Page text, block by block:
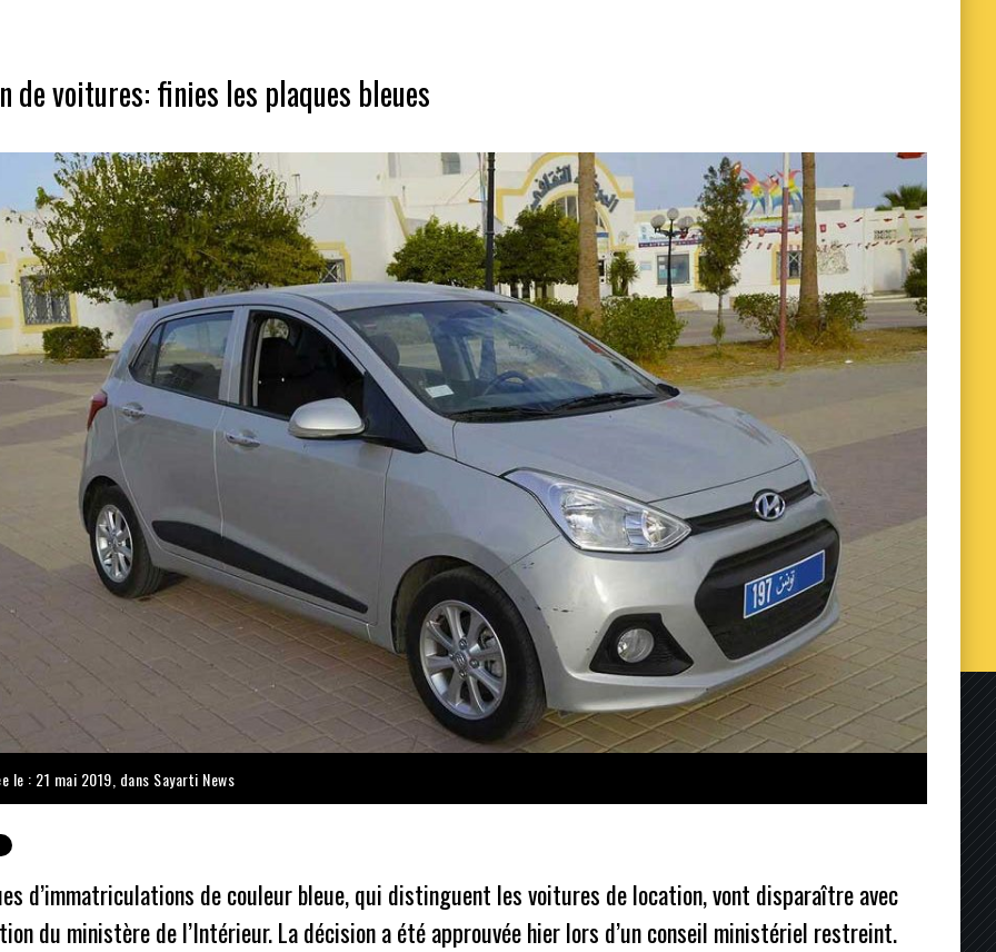
de voitures: finies les plaques bleues
le : 21 mai 2019, dans Sayarti News
d’immatriculations de couleur bleue, qui distinguent les voitures de location, vont disparaître avec
du ministère de l’Intérieur. La décision a été approuvée hier lors d’un conseil ministériel restreint.